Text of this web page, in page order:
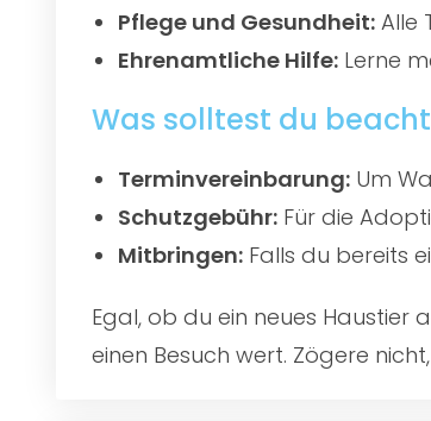
Pflege und Gesundheit: Alle
Ehrenamtliche Hilfe: Lerne
Was solltest du
Terminvereinbarung: Um
Schutzgebühr: Für die
Mitbringen: Falls du bereits
Egal, ob du ein neues
einen Besuch wert. Zögere